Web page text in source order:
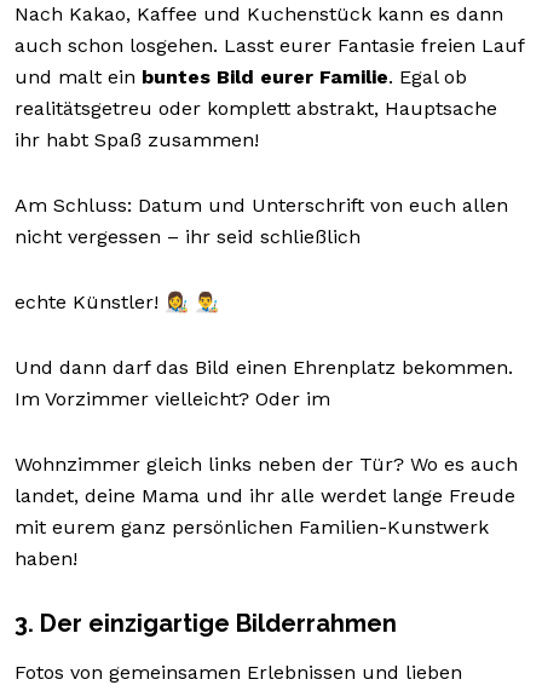
Nach Kakao, Kaffee und Kuchenstück kann es dann
auch schon losgehen. Lasst eurer Fantasie freien Lauf
und malt ein buntes Bild eurer Familie. Egal ob
realitätsgetreu oder komplett abstrakt, Hauptsache
ihr habt Spaß zusammen!
Am Schluss: Datum und Unterschrift von euch allen
nicht vergessen – ihr seid schließlich
echte Künstler! 👩‍🎨 👨‍🎨
Und dann darf das Bild einen Ehrenplatz bekommen.
Im Vorzimmer vielleicht? Oder im
Wohnzimmer gleich links neben der Tür? Wo es auch
landet, deine Mama und ihr alle werdet lange Freude
mit eurem ganz persönlichen Familien-Kunstwerk
haben!
3. Der einzigartige Bilderrahmen
Fotos von gemeinsamen Erlebnissen und lieben